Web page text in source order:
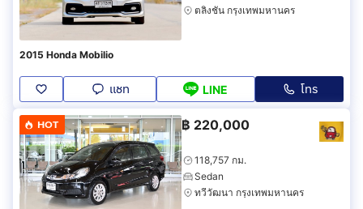
ตลิ่งชัน กรุงเทพมหานคร
2015 Honda Mobilio
แชท LINE โทร
HOT ฿ 220,000
118,757 กม.
Sedan
ทวีวัฒนา กรุงเทพมหานคร